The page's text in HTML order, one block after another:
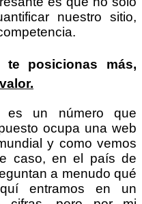
nuestro sitio,
te posicionas más,
es un número que
ocupa una web
y como vemos
caso, en el país de
a menudo qué
entramos en un